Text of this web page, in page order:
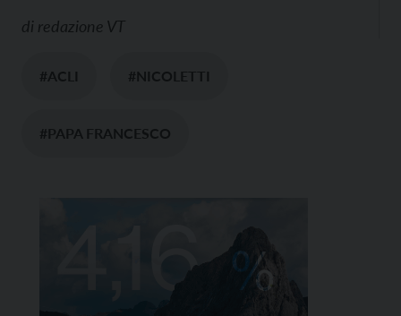
di redazione VT
#ACLI #NICOLETTI
#PAPA FRANCESCO